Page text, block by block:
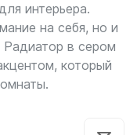
интерьера.
на себя, но и
Радиатор в сером
который